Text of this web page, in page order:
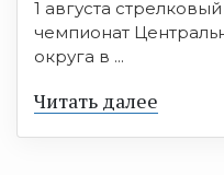
1 августа
чемпионат
округа в ...
Читать далее